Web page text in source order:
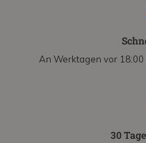
An Werktagen vor
30